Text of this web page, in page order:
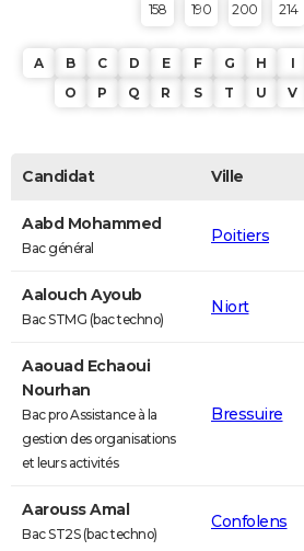
158 190 200 214
A B C D E F G H I
O
P Q R S T U V
Candidat Ville
Aabd Mohammed
Bac général
Poitiers
Aalouch Ayoub
Bac STMG (bac techno)
Niort
Aaouad Echaoui
Nourhan
Bac pro Assistance à la
gestion des organisations
et leurs activités
Bressuire
Aarouss Amal
Bac ST2S (bac techno)
Confolens